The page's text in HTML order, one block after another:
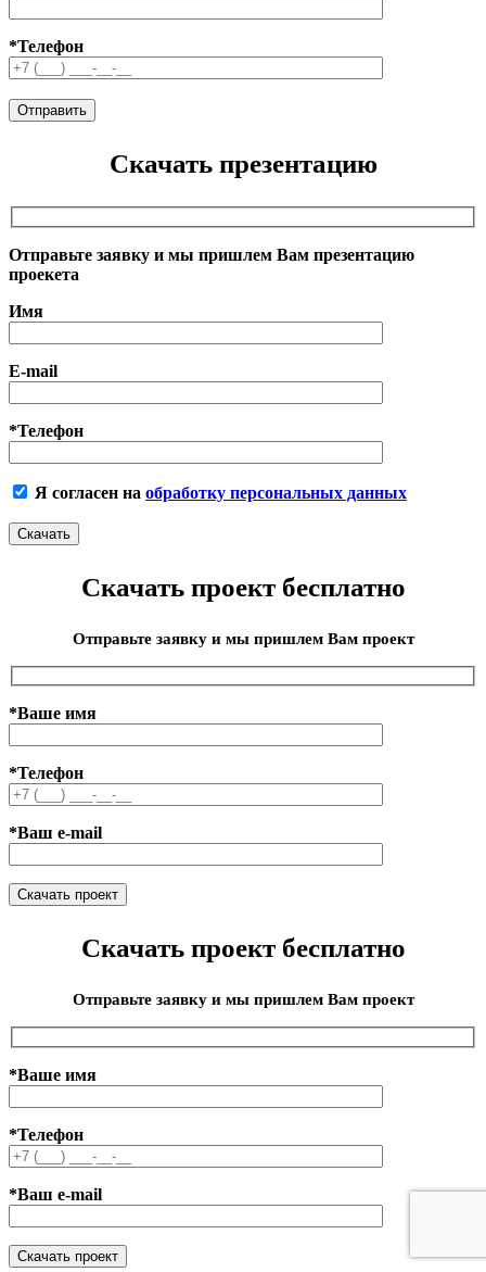
*Телефон
Скачать презентацию
Отправьте заявку и мы пришлем Вам презентацию
проекета
Имя
E-mail
*Телефон
Я согласен на обработку персональных данных
Скачать проект бесплатно
Отправьте заявку и мы пришлем Вам проект
*Ваше имя
*Телефон
*Ваш e-mail
Скачать проект бесплатно
Отправьте заявку и мы пришлем Вам проект
*Ваше имя
*Телефон
*Ваш e-mail